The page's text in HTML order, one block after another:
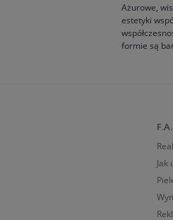
Ażurowe,
estetyki
formie są